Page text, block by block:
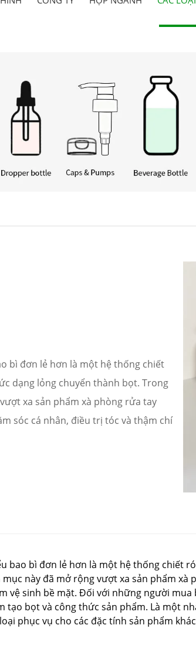
bì đơn lẻ hơn là một hệ thống chiết
dạng lỏng chuyển thành bọt. Trong
xa sản phẩm xà phòng rửa tay
sóc cá nhân, điều trị tóc và thậm chí
bao bì đơn lẻ hơn là một hệ thống chiết
này đã mở rộng vượt xa sản phẩm
vệ sinh bề mặt. Đối với những người
tạo bọt và công thức sản phẩm. Là một
phục vụ cho các đặc tính sản phẩm